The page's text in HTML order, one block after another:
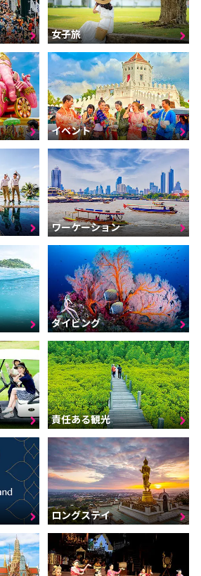
女子旅
イベント
ワーケーション
ダイビング
責任ある観光
ロングステイ